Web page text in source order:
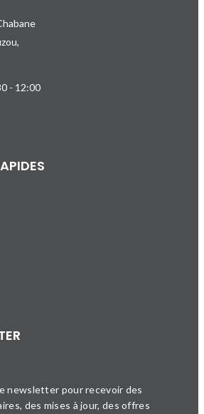
- 12:00
newsletter pour recevoir des
des mises à jour, des offres